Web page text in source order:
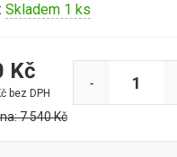
Skladem 1 ks
Kč
bez DPH
7 540Kč
-